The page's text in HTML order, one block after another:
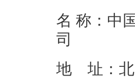
名 称：中
地 址：北